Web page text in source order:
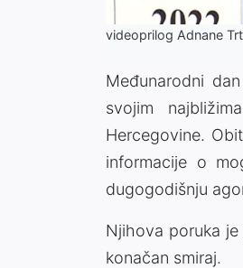
videoprilog Adnane
Međunarodni
svojim
Hercegovine.
informacije o
dugogodišnju
Njihova poruka
konačan smiraj.